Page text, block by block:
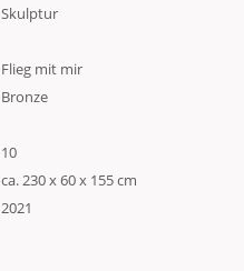
Skulptur
Flieg mit mir
Bronze
10
ca. 230 x 60 x 155 cm
2021